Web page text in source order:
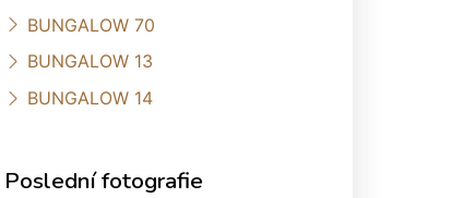
BUNGALOW 70
BUNGALOW 13
BUNGALOW 14
Poslední fotografie